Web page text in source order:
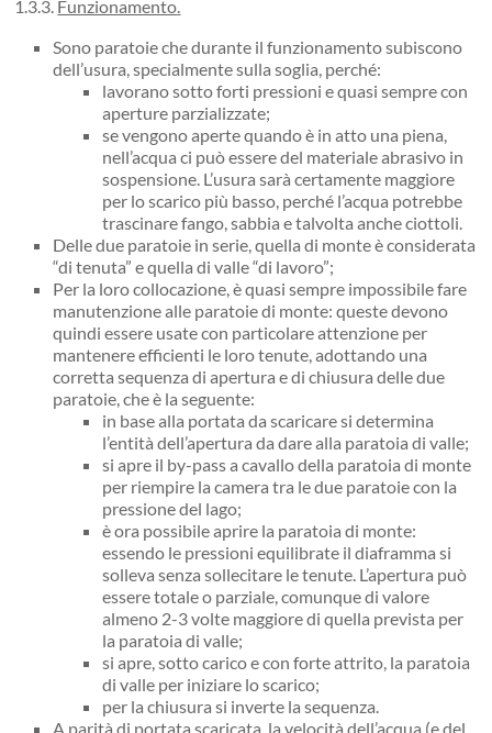
1.3.3. Funzionamento.
Sono paratoie che durante il funzionamento subiscono
dell’usura, specialmente sulla soglia, perché:
lavorano sotto forti pressioni e quasi sempre con
aperture parzializzate;
se vengono aperte quando è in atto una piena,
nell’acqua ci può essere del materiale abrasivo in
sospensione. L’usura sarà certamente maggiore
per lo scarico più basso, perché l’acqua potrebbe
trascinare fango, sabbia e talvolta anche ciottoli.
Delle due paratoie in serie, quella di monte è considerata
“di tenuta” e quella di valle “di lavoro”;
Per la loro collocazione, è quasi sempre impossibile fare
manutenzione alle paratoie di monte: queste devono
quindi essere usate con particolare attenzione per
mantenere efficienti le loro tenute, adottando una
corretta sequenza di apertura e di chiusura delle due
paratoie, che è la seguente:
in base alla portata da scaricare si determina
l’entità dell’apertura da dare alla paratoia di valle;
si apre il by-pass a cavallo della paratoia di monte
per riempire la camera tra le due paratoie con la
pressione del lago;
è ora possibile aprire la paratoia di monte:
essendo le pressioni equilibrate il diaframma si
solleva senza sollecitare le tenute. L’apertura può
essere totale o parziale, comunque di valore
almeno 2-3 volte maggiore di quella prevista per
la paratoia di valle;
si apre, sotto carico e con forte attrito, la paratoia
di valle per iniziare lo scarico;
per la chiusura si inverte la sequenza.
A parità di portata scaricata, la velocità dell’acqua (e del